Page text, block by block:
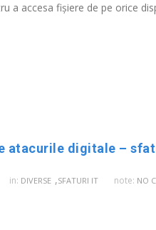
a accesa fișiere de pe orice
in: DIVERSE ,SFATURI IT note: NO